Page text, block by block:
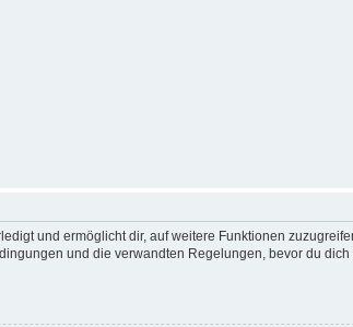
und ermöglicht dir, auf weitere Funktionen
und die verwandten Regelungen, bevor du dich